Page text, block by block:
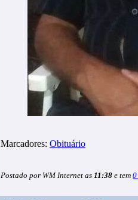
Marcadores: Obituário
Postado por WM Internet as 11:38 e tem 0